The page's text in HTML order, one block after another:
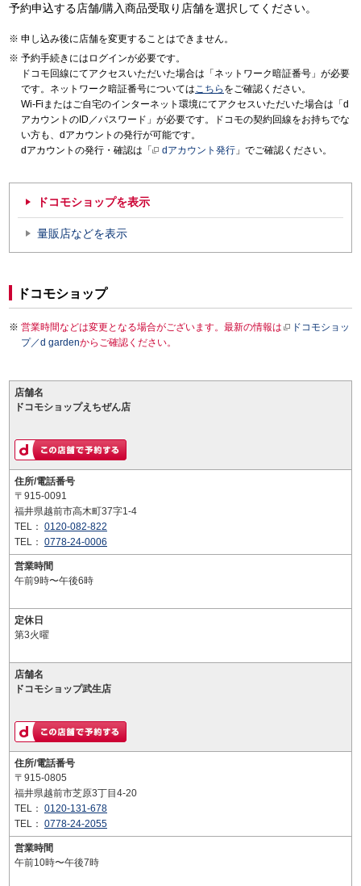
予約申込する店舗/購入商品受取り店舗を選択してください。
申し込み後に店舗を変更することはできません。
予約手続きにはログインが必要です。
ドコモ回線にてアクセスいただいた場合は「ネットワーク暗証番号」が必要
です。ネットワーク暗証番号についてはこちら をご確認ください。
Wi-Fiまたはご自宅のインターネット環境にてアクセスいただいた場合は「d
アカウントのID／パスワード」が必要です。ドコモの契約回線をお持ちでな
い方も、dアカウントの発行が可能です。
dアカウントの発行・確認は「
dアカウント発行 」でご確認ください。
ドコモショップを表示
量販店などを表示
ドコモショップ
営業時間などは変更となる場合がございます。最新の情報は
ドコモショッ
プ／d gardenからご確認ください。
店舗名
ドコモショップえちぜん店
住所/電話番号
〒915-0091
福井県越前市高木町37字1-4
TEL： 0120-082-822
TEL： 0778-24-0006
営業時間
午前9時〜午後6時
定休日
第3火曜
店舗名
ドコモショップ武生店
住所/電話番号
〒915-0805
福井県越前市芝原3丁目4-20
TEL： 0120-131-678
TEL： 0778-24-2055
営業時間
午前10時〜午後7時